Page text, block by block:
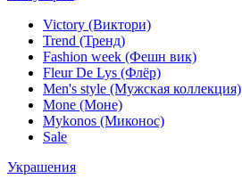
Victory (Виктори)
Trend (Тренд)
Fashion week (Фешн вик)
Fleur De Lys (Флёр)
Men's style (Мужская коллекция)
Mone (Моне)
Mykonos (Миконос)
Sale
Украшения